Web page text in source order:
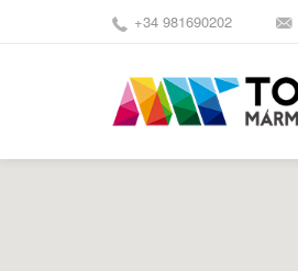
+34 981690202